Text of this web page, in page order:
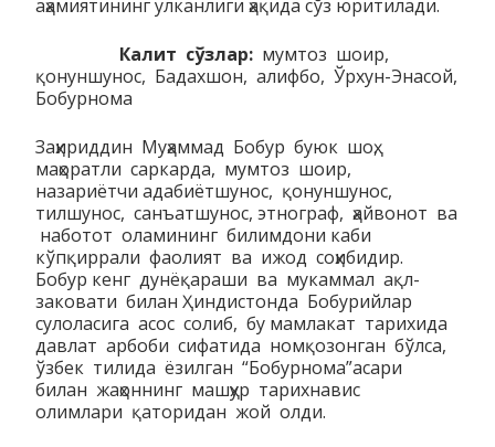
аҳамиятининг улканлиги ҳақида сўз юритилади.
Калит сўзлар: мумтоз шоир,
қонуншунос, Бадахшон, алифбо, Ўрхун-Энасой,
Бобурнома
Заҳириддин Муҳаммад Бобур буюк шоҳ,
маҳоратли саркарда, мумтоз шоир,
назариётчи адабиётшунос, қонуншунос,
тилшунос, санъатшунос, этнограф, ҳайвонот ва
наботот оламининг билимдони каби
кўпқиррали фаолият ва ижод соҳибидир.
Бобур кенг дунёқараши ва мукаммал ақл-
заковати билан Ҳиндистонда Бобурийлар
сулоласига асос солиб, бу мамлакат тарихида
давлат арбоби сифатида номқозонган бўлса,
ўзбек тилида ёзилган “Бобурнома”асари
билан жаҳоннинг машҳур тарихнавис
олимлари қаторидан жой олди.